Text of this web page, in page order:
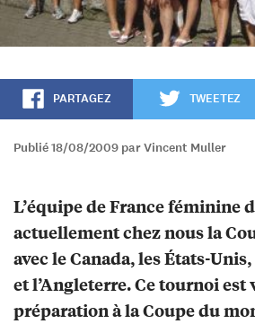
PARTAGEZ TWEETEZ
Publié 18/08/2009 par Vincent Muller
L’équipe de France féminine
actuellement chez nous la
avec le Canada, les États-
et l’Angleterre. Ce tournoi est
préparation à la Coupe du